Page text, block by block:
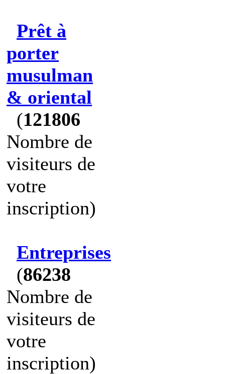
Prêt à
porter
musulman
& oriental
(121806
Nombre de
visiteurs de
votre
inscription)
Entreprises
(86238
Nombre de
visiteurs de
votre
inscription)